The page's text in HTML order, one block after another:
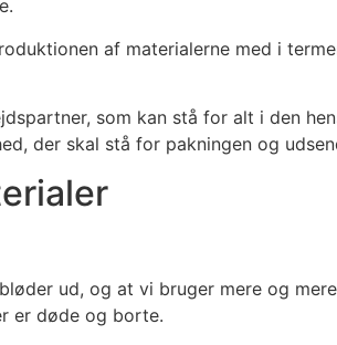
af materialerne med i
som kan stå for alt i den
der skal stå for pakningen og
ud, og at vi bruger mere og
er døde og borte.